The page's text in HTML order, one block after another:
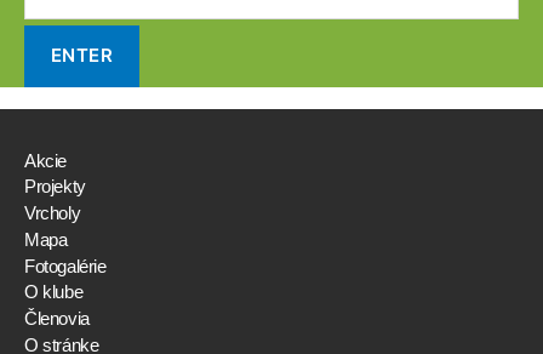
Akcie
Projekty
Vrcholy
Mapa
Fotogalérie
O klube
Členovia
O stránke